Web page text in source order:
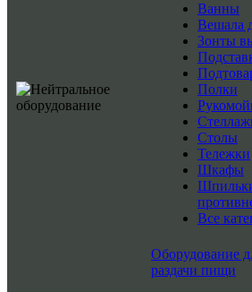
Ванны
Вешала
Зонты
Полки
Столы
Тележки
Шкафы
Все
Оборудование
раздачи пищи